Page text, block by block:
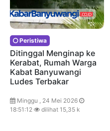
Peristiwa
Ditinggal Menginap ke
Kerabat, Rumah Warga
Kabat Banyuwangi
Ludes Terbakar
Minggu , 24 Mei 2026
18:51:12
dilihat 15,35 k